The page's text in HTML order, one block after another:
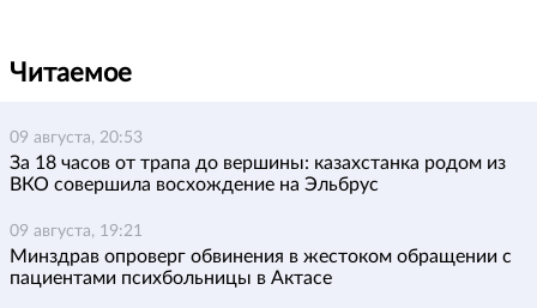
Читаемое
09 августа, 20:53
За 18 часов от трапа до вершины: казахстанка родом из
ВКО совершила восхождение на Эльбрус
09 августа, 19:21
Минздрав опроверг обвинения в жестоком обращении с
пациентами психбольницы в Актасе